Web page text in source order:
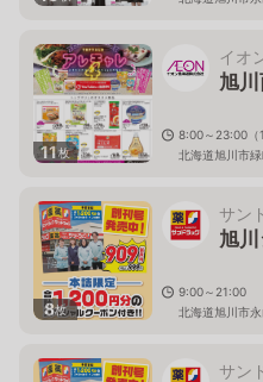
11枚
イオ
旭
8:00～23:00（
北海道旭川市
8枚
サン
旭
9:00～21:00
北海道旭川市
サン